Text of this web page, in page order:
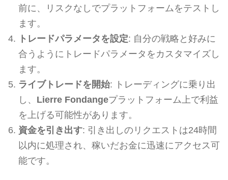
前に、リスクなしでプラットフォームをテストし
ます。
トレードパラメータを設定: 自分の戦略と好みに
合うようにトレードパラメータをカスタマイズし
ます。
ライブトレードを開始: トレーディングに乗り出
し、 Lierre Fondangeプラットフォーム上で利益
を上げる可能性があります。
資金を引き出す: 引き出しのリクエストは24時間
以内に処理され、稼いだお金に迅速にアクセス可
能です。